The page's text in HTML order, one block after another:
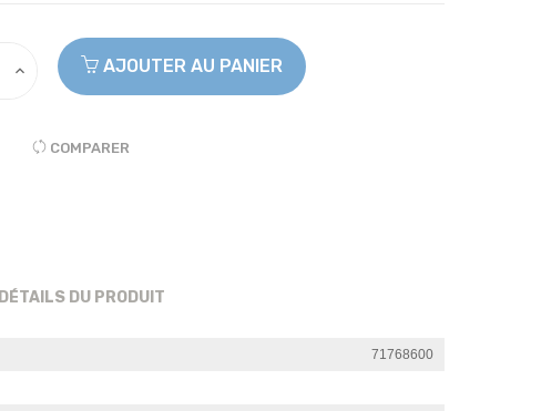
AJOUTER AU PANIER
COMPARER
DÉTAILS DU PRODUIT
71768600